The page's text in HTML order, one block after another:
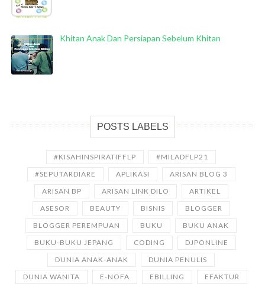
Khitan Anak Dan Persiapan Sebelum Khitan
POSTS LABELS
#KISAHINSPIRATIFFLP
#MILADFLP21
#SEPUTARDIARE
APLIKASI
ARISAN BLOG 3
ARISAN BP
ARISAN LINK DILO
ARTIKEL
ASESOR
BEAUTY BISNIS
BLOGGER
BLOGGER PEREMPUAN
BUKU
BUKU ANAK
BUKU-BUKU JEPANG
CODING
DJPONLINE
DUNIA ANAK-ANAK
DUNIA PENULIS
DUNIA WANITA
E-NOFA EBILLING
EFAKTUR